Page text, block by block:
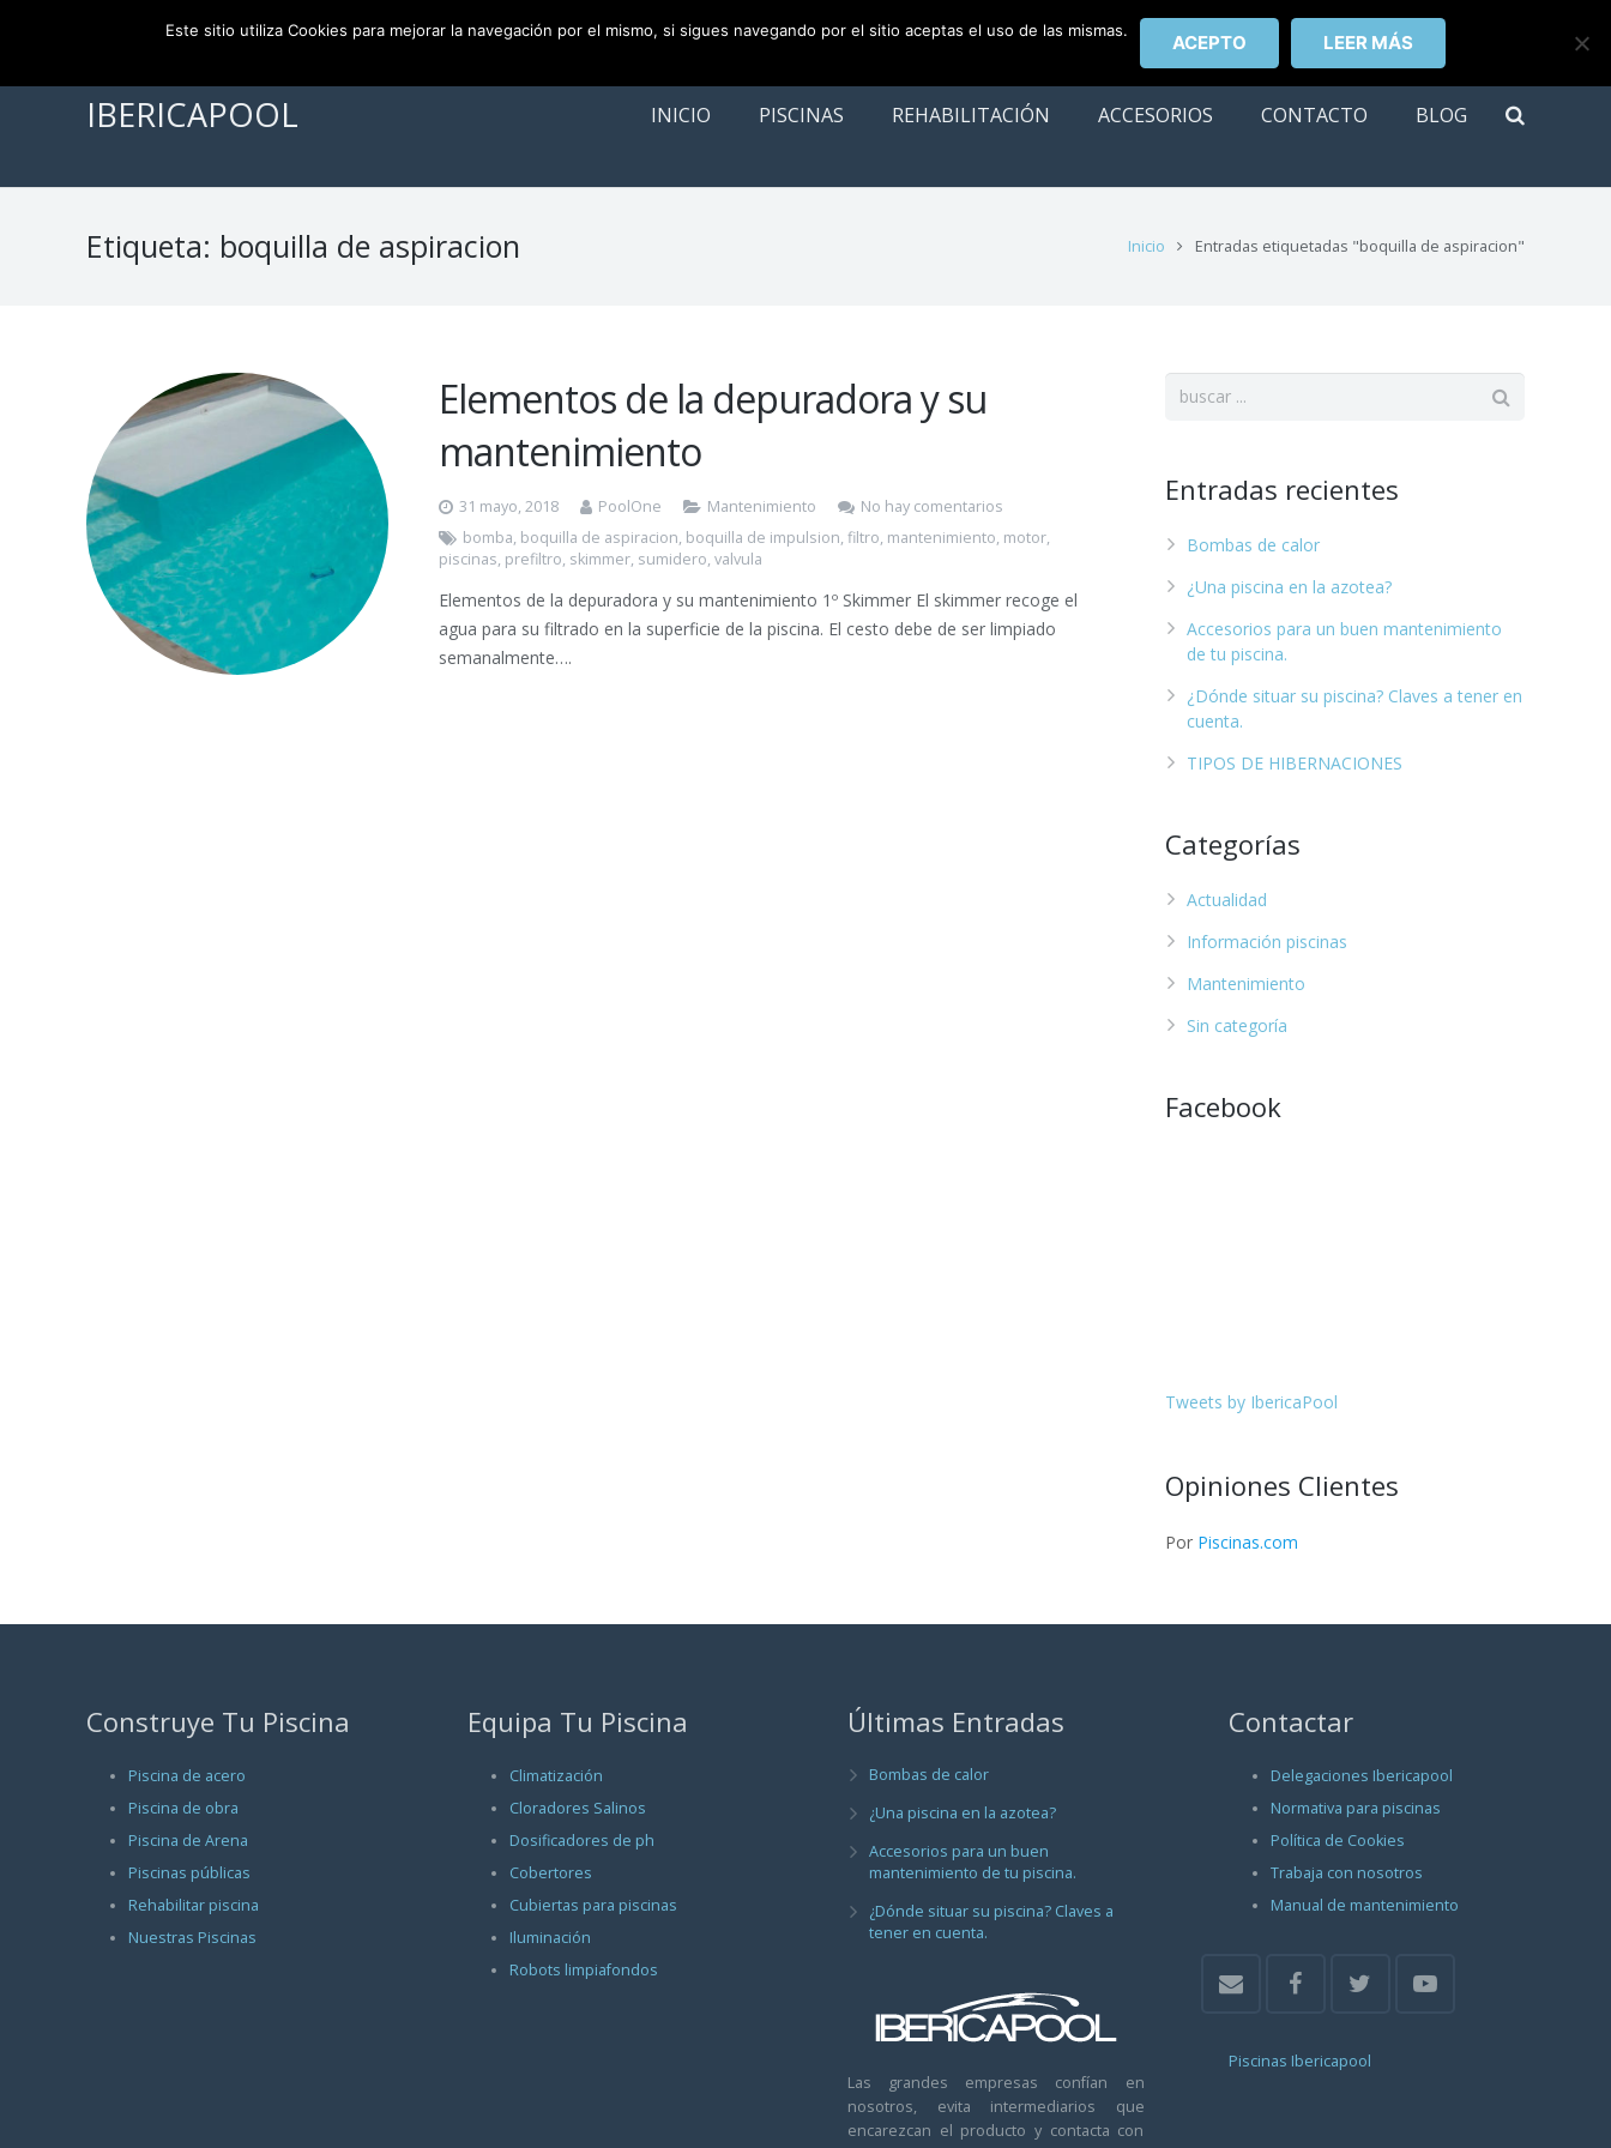
956 111 386 info@ibericapool.com
IBERICAPOOL INICIO PISCINAS REHABILITACIÓN ACCESORIOS CONTACTO BLOG
Etiqueta: boquilla de aspiracion Inicio Entradas etiquetadas "boquilla de aspiracion"
Elementos de la depuradora y su
mantenimiento
31 mayo, 2018 PoolOne Mantenimiento
No hay comentarios
bomba, boquilla de aspiracion, boquilla de impulsion, filtro, mantenimiento, motor,
piscinas, prefiltro, skimmer, sumidero, valvula
Elementos de la depuradora y su mantenimiento 1º Skimmer El skimmer recoge el
agua para su filtrado en la superficie de la piscina. El cesto debe de ser limpiado
semanalmente….
Entradas recientes
Bombas de calor
¿Una piscina en la azotea?
Accesorios para un buen mantenimiento
de tu piscina.
¿Dónde situar su piscina? Claves a tener en
cuenta.
TIPOS DE HIBERNACIONES
Categorías
Actualidad
Información piscinas
Mantenimiento
Sin categoría
Facebook
Tweets by IbericaPool
Opiniones Clientes
Por Piscinas.com
Construye Tu Piscina
Piscina de acero
Piscina de obra
Piscina de Arena
Piscinas públicas
Rehabilitar piscina
Nuestras Piscinas
Equipa Tu Piscina
Climatización
Cloradores Salinos
Dosificadores de ph
Cobertores
Cubiertas para piscinas
Iluminación
Robots limpiafondos
Últimas Entradas
Bombas de calor
¿Una piscina en la azotea?
Accesorios para un buen
mantenimiento de tu piscina.
¿Dónde situar su piscina? Claves a
tener en cuenta.
Las grandes empresas confían en
nosotros, evita intermediarios que
encarezcan el producto y contacta con
Contactar
Delegaciones Ibericapool
Normativa para piscinas
Política de Cookies
Trabaja con nosotros
Manual de mantenimiento
Piscinas Ibericapool
Este sitio utiliza Cookies para mejorar la navegación por el mismo, si sigues navegando por el sitio aceptas el uso de las mismas.
ACEPTO LEER MÁS